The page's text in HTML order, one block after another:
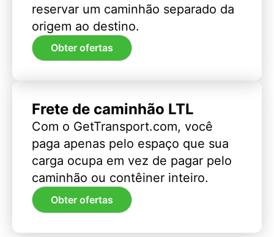
reservar um caminhão separado da
origem ao destino.
Obter ofertas
Frete de caminhão LTL
Com o GetTransport.com, você
paga apenas pelo espaço que sua
carga ocupa em vez de pagar pelo
caminhão ou contêiner inteiro.
Obter ofertas